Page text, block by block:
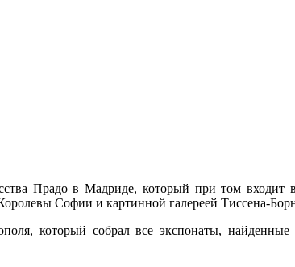
Прадо в Мадриде, который при том входит в
Софии и картинной галереей Тиссена-
который собрал все экспонаты, найденные